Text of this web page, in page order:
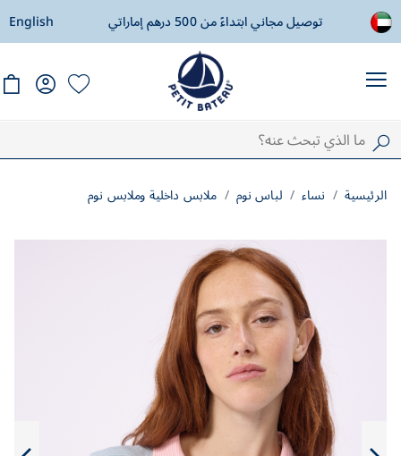
توصيل مجاني ابتداءً من 500 درهم إماراتي English
الرئيسية نساء لباس نوم ملابس داخلية وملابس نوم